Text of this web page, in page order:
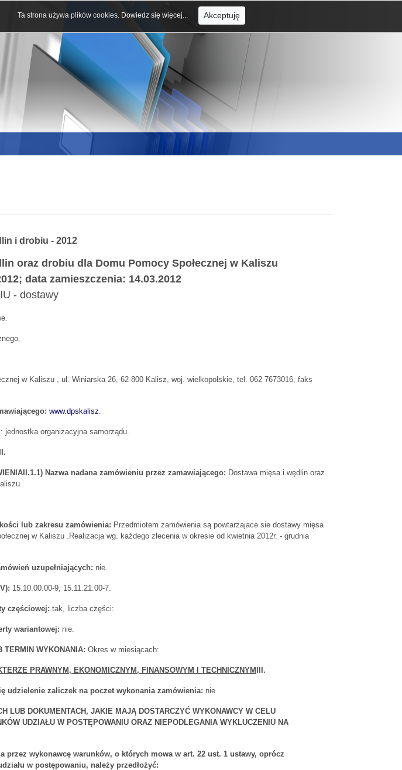
i drobiu - 2012
oraz drobiu dla Domu Pomocy Społecznej w Kaliszu
data zamieszczenia: 14.03.2012
- dostawy
w Kaliszu , ul. Winiarska 26, 62-800 Kalisz, woj. wielkopolskie, tel. 062 7673016, faks
www.dpskalisz.
jednostka organizacyjna samorządu.
II.
II.1.1) Nazwa nadana zamówieniu przez zamawiającego: Dostawa mięsa i wędlin oraz
lub zakresu zamówienia: Przedmiotem zamówienia są powtarzajace sie dostawy mięsa
w Kaliszu .Realizacja wg. każdego zlecenia w okresie od kwietnia 2012r. - grudnia
uzupełniających: nie.
15.10.00.00-9, 15.11.21.00-7.
częściowej: tak, liczba części:
wariantowej: nie.
TERMIN WYKONANIA: Okres w miesiącach:
PRAWNYM, EKONOMICZNYM, FINANSOWYM I TECHNICZNYM III.
udzielenie zaliczek na poczet wykonania zamówienia: nie
LUB DOKUMENTACH, JAKIE MAJĄ DOSTARCZYĆ WYKONAWCY W CELU
UDZIAŁU W POSTĘPOWANIU ORAZ NIEPODLEGANIA WYKLUCZENIU NA
przez wykonawcę warunków, o których mowa w art. 22 ust. 1 ustawy, oprócz
w postępowaniu, należy przedłożyć:
Ta strona używa plików cookies. Dowiedz się więcej... Akceptuję